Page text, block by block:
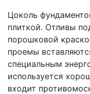
Цоколь
плиткой. Отливы
порошковой
проемы
специальным
используется
входит